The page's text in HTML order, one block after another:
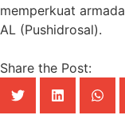
memperkuat
AL (Pushidrosal).
Share the Post: